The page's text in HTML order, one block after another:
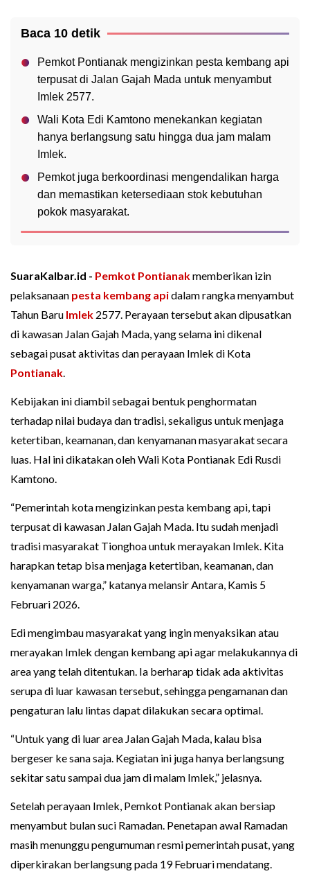
Baca 10 detik
Pemkot Pontianak mengizinkan pesta kembang api
terpusat di Jalan Gajah Mada untuk menyambut
Imlek 2577.
Wali Kota Edi Kamtono menekankan kegiatan
hanya berlangsung satu hingga dua jam malam
Imlek.
Pemkot juga berkoordinasi mengendalikan harga
dan memastikan ketersediaan stok kebutuhan
pokok masyarakat.
SuaraKalbar.id - Pemkot Pontianakmemberikan izin
pelaksanaan pesta kembang apidalam rangka menyambut
Tahun Baru Imlek 2577. Perayaan tersebut akan dipusatkan
di kawasan Jalan Gajah Mada, yang selama ini dikenal
sebagai pusat aktivitas dan perayaan Imlek di Kota
Pontianak.
Kebijakan ini diambil sebagai bentuk penghormatan
terhadap nilai budaya dan tradisi, sekaligus untuk menjaga
ketertiban, keamanan, dan kenyamanan masyarakat secara
luas. Hal ini dikatakan oleh Wali Kota Pontianak Edi Rusdi
Kamtono.
“Pemerintah kota mengizinkan pesta kembang api, tapi
terpusat di kawasan Jalan Gajah Mada. Itu sudah menjadi
tradisi masyarakat Tionghoa untuk merayakan Imlek. Kita
harapkan tetap bisa menjaga ketertiban, keamanan, dan
kenyamanan warga,” katanya melansir Antara, Kamis 5
Februari 2026.
Edi mengimbau masyarakat yang ingin menyaksikan atau
merayakan Imlek dengan kembang api agar melakukannya di
area yang telah ditentukan. Ia berharap tidak ada aktivitas
serupa di luar kawasan tersebut, sehingga pengamanan dan
pengaturan lalu lintas dapat dilakukan secara optimal.
“Untuk yang di luar area Jalan Gajah Mada, kalau bisa
bergeser ke sana saja. Kegiatan ini juga hanya berlangsung
sekitar satu sampai dua jam di malam Imlek,” jelasnya.
Setelah perayaan Imlek, Pemkot Pontianak akan bersiap
menyambut bulan suci Ramadan. Penetapan awal Ramadan
masih menunggu pengumuman resmi pemerintah pusat, yang
diperkirakan berlangsung pada 19 Februari mendatang.